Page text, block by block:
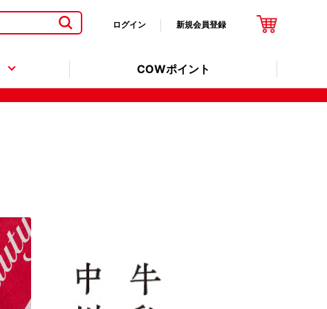
ログイン 新規会員登録
COWポイント